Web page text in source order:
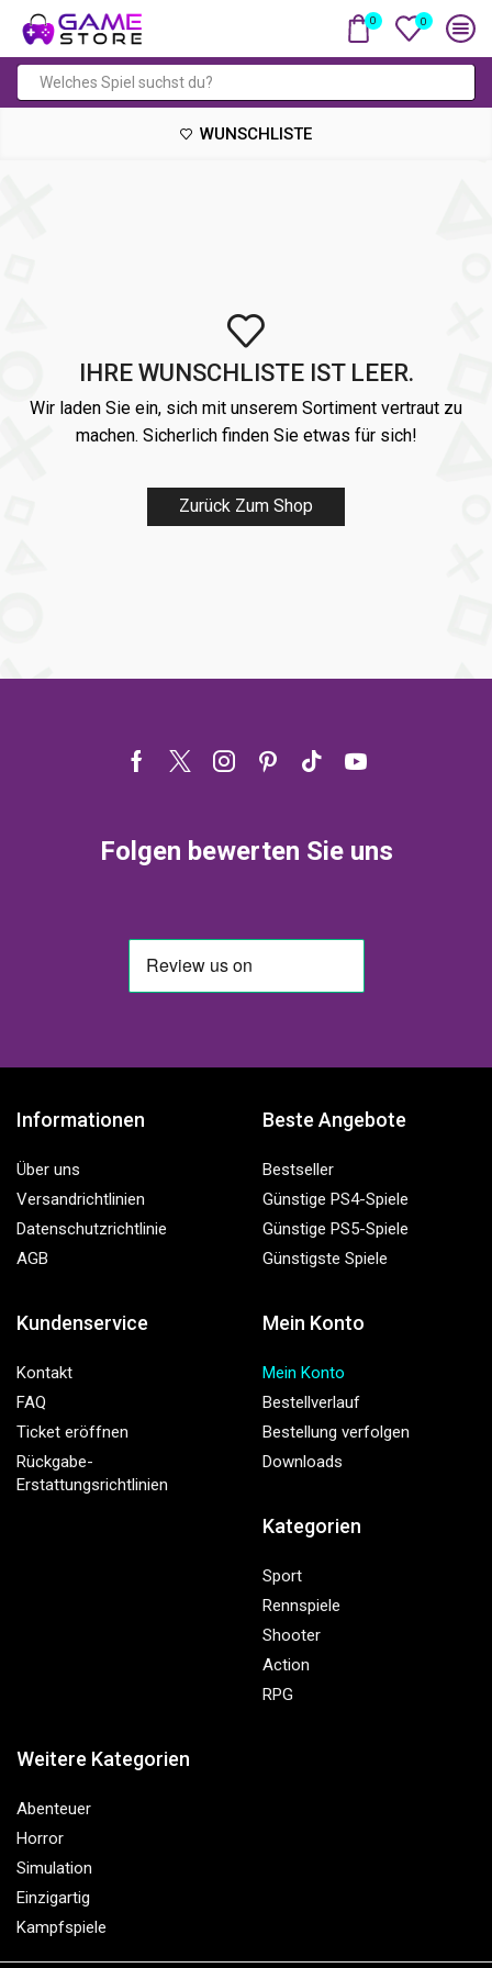
0 0
WUNSCHLISTE
IHRE WUNSCHLISTE IST LEER.
Wir laden Sie ein, sich mit unserem Sortiment vertraut zu
machen. Sicherlich finden Sie etwas für sich!
Zurück Zum Shop
Facebook
TwitterInstagram
Pinterest
Tik- Youtube
Folgen bewerten Sie uns
Informationen
Über uns
Versandrichtlinien
Datenschutzrichtlinie
AGB
Beste Angebote
Bestseller
Günstige PS4-Spiele
Günstige PS5-Spiele
Günstigste Spiele
Kundenservice
Kontakt
FAQ
Ticket eröffnen
Rückgabe-
Erstattungsrichtlinien
Mein Konto
Mein Konto
Bestellverlauf
Bestellung verfolgen
Downloads
Kategorien
Sport
Rennspiele
Shooter
Action
RPG
Weitere Kategorien
Abenteuer
Horror
Simulation
Einzigartig
Kampfspiele